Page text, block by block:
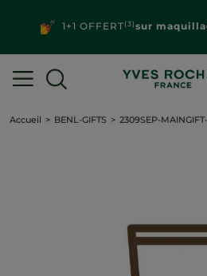
1+1 OFFERT(3)sur
Accueil BENL-GIFTS 2309SEP-